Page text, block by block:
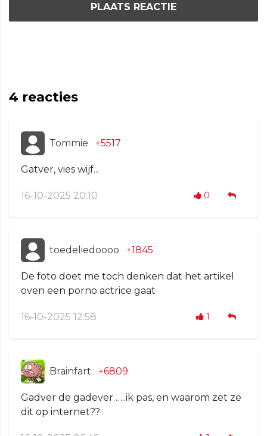
PLAATS REACTIE
4 reacties
Tommie +5517
Gatver, vies wijf...
16-10-2025 20:10 0
toedeliedoooo +1845
De foto doet me toch denken dat het artikel
oven een porno actrice gaat
16-10-2025 12:58 1
Brainfart +6809
Gadver de gadever …..ik pas, en waarom zet ze
dit op internet??